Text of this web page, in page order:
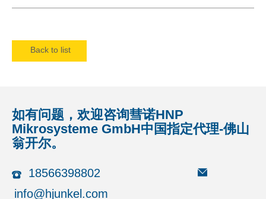
Back to list
如有问题，欢迎咨询彗诺HNP
Mikrosysteme GmbH中国指定代理-佛山
翁开尔。
18566398802
info@hjunkel.com